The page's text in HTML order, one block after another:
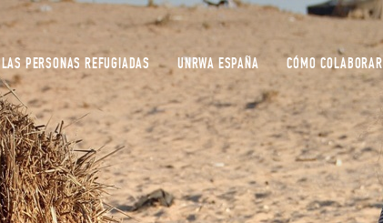
LAS PERSONAS REFUGIADAS UNRWA ESPAÑA CÓMO COLABORAR